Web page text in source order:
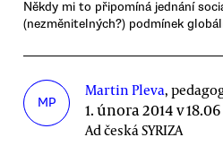
Někdy mi to připomíná jednání
(nezměnitelných?) podmínek
MP
Martin Pleva,
1. února 2014 v 18.06
Ad česká SYRIZA